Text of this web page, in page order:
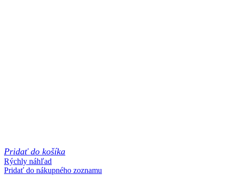
Pridať do košíka
Rýchly náhľad
Pridať do nákupného zoznamu